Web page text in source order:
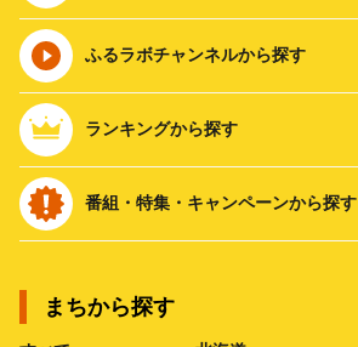
ふるラボチャンネルから探す
ランキングから探す
番組・特集・キャンペーンから探す
まちから探す